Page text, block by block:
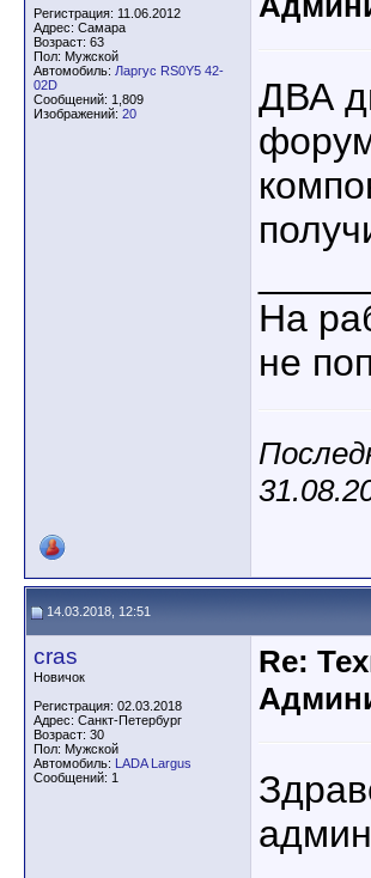
Регистрация: 11.06.2012
Адрес: Самара
Возраст: 63
Пол: Мужской
Автомобиль: Ларгус RS0Y5 42-
02D
Сообщений: 1,809
Изображений: 20
ДВА
На
не
14.03.2018, 12:51
cras
Новичок
Регистрация: 02.03.2018
Адрес: Санкт-Петербург
Возраст: 30
Пол: Мужской
Автомобиль: LADA Largus
Сообщений: 1
Re: